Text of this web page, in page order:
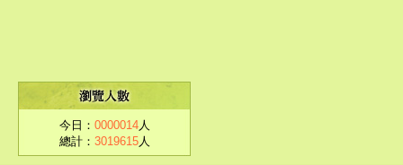
今日： 0000014人
總計： 3019615人